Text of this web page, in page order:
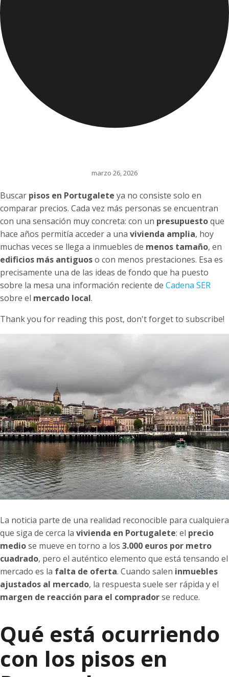
marzo 26, 2026
Buscar pisos en Portugalete ya no consiste solo en
comparar precios. Cada vez más personas se encuentran
con una sensación muy concreta: con un presupuestoque
hace años permitía acceder a una vivienda amplia, hoy
muchas veces se llega a inmuebles de menos tamaño, en
edificios más antiguoso con menos prestaciones. Esa es
precisamente una de las ideas de fondo que ha puesto
sobre la mesa una información reciente de Cadena SER
sobre el mercado local.
Thank you for reading this post, don't forget to subscribe!
La noticia parte de una realidad reconocible para cualquiera
que siga de cerca la vivienda en Portugalete: el precio
mediose mueve en torno a los 3.000 euros por metro
cuadrado, pero el auténtico elemento que está tensando el
mercado es la falta de oferta. Cuando salen inmuebles
ajustados al mercado, la respuesta suele ser rápida y el
margen de reacción para el compradorse reduce.
Qué está ocurriendo
con los pisos en